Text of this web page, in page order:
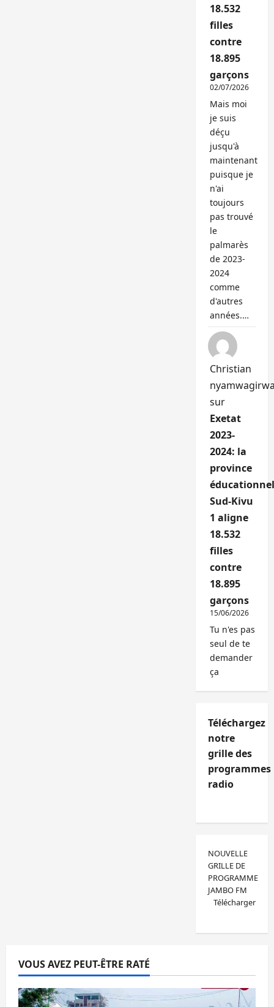
18.532
filles
contre
18.895
garçons
02/07/2026
Mais moi
je suis
déçu
jusqu'à
maintenant
puisque je
n'ai
toujours
pas trouvé
le
palmarès
de 2023-
2024
comme
d'autres
années.…
Christian
sur
Exetat
2023-
2024: la
province
Sud-Kivu
1 aligne
18.532
filles
contre
18.895
garçons
15/06/2026
Tu n'es pas
seul de te
demander
ça
Téléchargez
notre
grille des
programmes
radio
NOUVELLE
GRILLE DE
PROGRAMME
JAMBO FM
Télécharger
VOUS AVEZ PEUT-ÊTRE RATÉ